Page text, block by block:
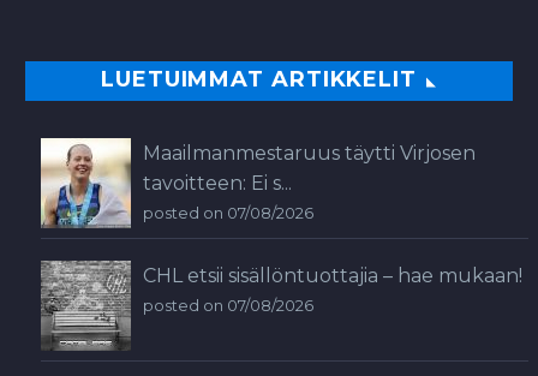
LUETUIMMAT ARTIKKELIT
Maailmanmestaruus täytti Virjosen
tavoitteen: Ei s...
posted on 07/08/2026
CHL etsii sisällöntuottajia – hae mukaan!
posted on 07/08/2026